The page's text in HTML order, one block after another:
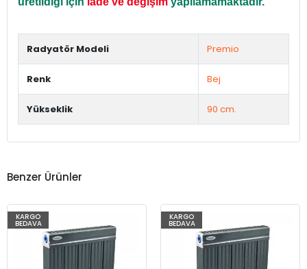
Radyatör Modeli Premio
Renk Bej
Yükseklik 90 cm.
Benzer Ürünler
KARGO
BEDAVA
KARGO
BEDAVA